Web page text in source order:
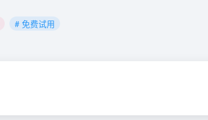
# 免费试用